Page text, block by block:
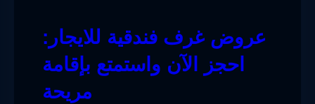
عروض غرف فندقية للايجار:
احجز الآن واستمتع بإقامة
مريحة